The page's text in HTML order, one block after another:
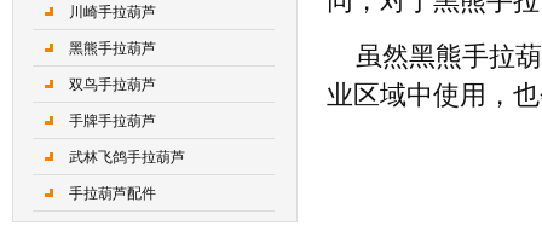
虽然黑熊手拉
业区域中使用，
川崎手拉葫芦
黑熊手拉葫芦
双鸟手拉葫芦
手牌手拉葫芦
武林飞鸽手拉葫芦
手拉葫芦配件